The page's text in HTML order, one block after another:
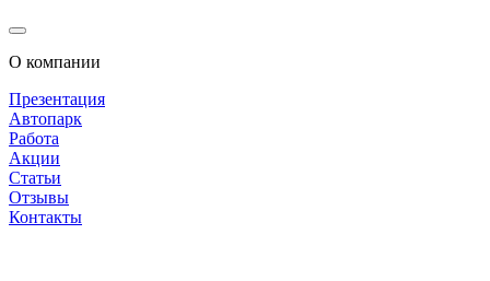
О компании
Презентация
Автопарк
Работа
Акции
Статьи
Отзывы
Контакты